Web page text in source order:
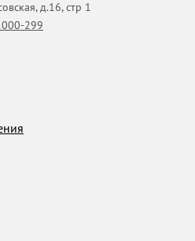
д.16, стр 1
299